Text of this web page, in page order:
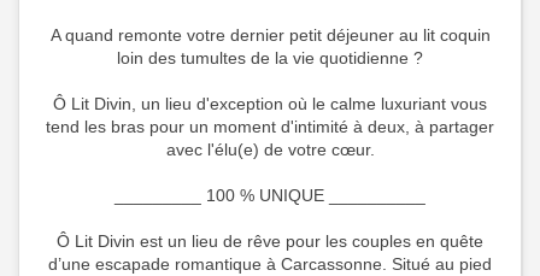
A quand remonte votre dernier petit déjeuner au lit coquin
loin des tumultes de la vie quotidienne ?
Ô Lit Divin, un lieu d'exception où le calme luxuriant vous
tend les bras pour un moment d'intimité à deux, à partager
avec l'élu(e) de votre cœur.
_________ 100 % UNIQUE __________
Ô Lit Divin est un lieu de rêve pour les couples en quête
d’une escapade romantique à Carcassonne. Situé au pied